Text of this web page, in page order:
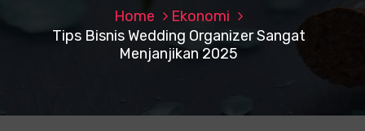
Home
Ekonomi
Tips Bisnis Wedding Organizer Sangat
Menjanjikan 2025